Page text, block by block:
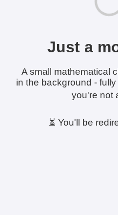
Just a
A small mathematical
in the background -
you're not
⏳ You'll be